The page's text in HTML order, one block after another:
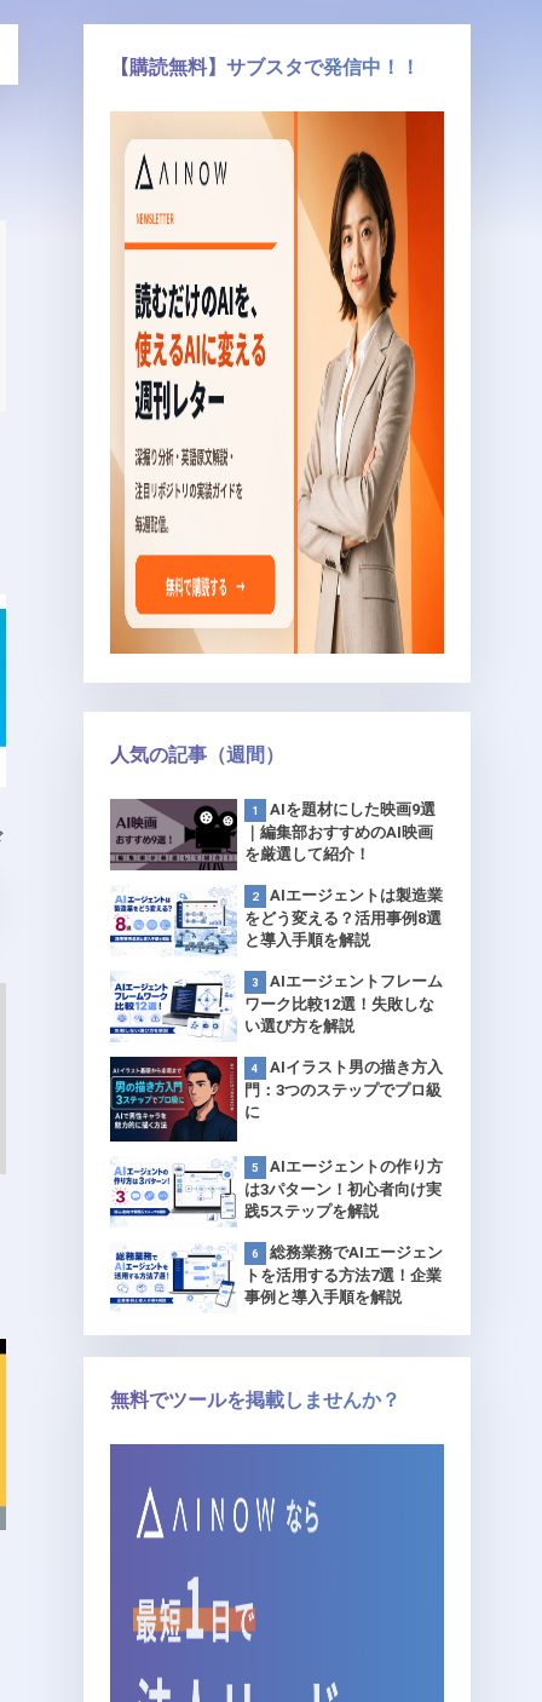
【購読無料】サブスタで発信中！！
人気の記事（週間）
AIを題材にした映画9選
｜編集部おすすめのAI映画
を厳選して紹介！
AIエージェントは製造業
をどう変える？活用事例8選
と導入手順を解説
AIエージェントフレーム
ワーク比較12選！失敗しな
い選び方を解説
AIイラスト男の描き方入
門：3つのステップでプロ級
に
AIエージェントの作り方
は3パターン！初心者向け実
践5ステップを解説
総務業務でAIエージェン
トを活用する方法7選！企業
事例と導入手順を解説
無料でツールを掲載しませんか？